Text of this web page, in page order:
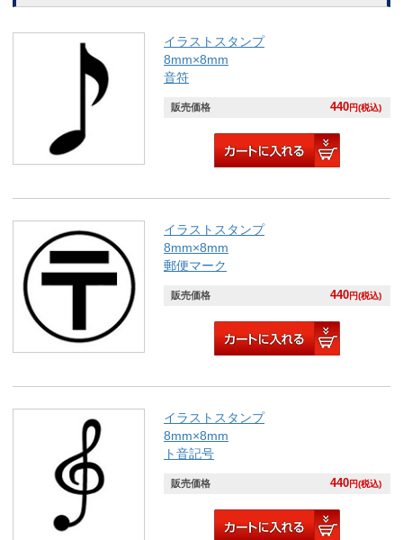
イラストスタンプ
8mm×8mm
音符
販売価格 440円(税込)
イラストスタンプ
8mm×8mm
郵便マーク
販売価格 440円(税込)
イラストスタンプ
8mm×8mm
ト音記号
販売価格 440円(税込)